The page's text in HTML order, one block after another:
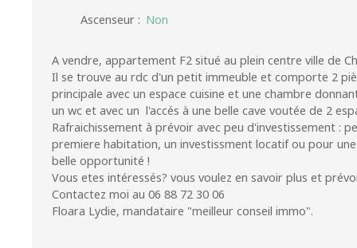
Ascenseur : Non
A vendre, appartement F2 situé au plein centre ville de
Il se trouve au rdc d'un petit immeuble et comporte 2
principale avec un espace cuisine et une chambre
un wc et avec un l'accés à une belle cave voutée de 2
Rafraichissement à prévoir avec peu d'investissement :
premiere habitation, un investissment locatif ou pour
belle opportunité !
Vous etes intéressés? vous voulez en savoir plus et
Contactez moi au 06 88 72 30 06
Floara Lydie, mandataire "meilleur conseil immo".